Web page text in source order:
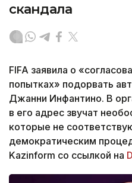
скандала
FIFA заявила о
попытках» подорвать
Джанни Инфантино. В
в его адрес звучат
которые не
демократическим
Kazinform со ссылкой на